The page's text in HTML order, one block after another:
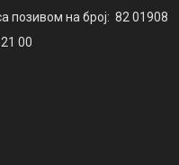
позивом на број: 82 01908
00